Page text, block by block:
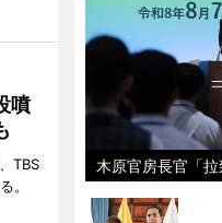
噴
TBS
。
木原官房長官「拉